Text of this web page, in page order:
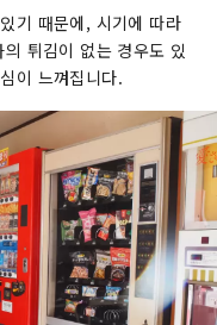
기 때문에, 시기에 따라
튀김이 없는 경우도 있
이 느껴집니다.